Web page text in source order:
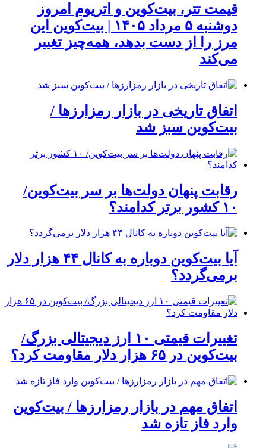
قیمت تتر، بیت‌کوین و اتریوم امروز
دوشنبه ۵ مرداد ۱۴۰۵ | بیت‌کوین این
مرز را از دست بدهد، همه‌چیز تغییر
می‌کند
اتفاق تاریخی در بازار رمزارزها /
بیت‌کوین سبز شد
رقابت پنهان دولت‌ها بر سر بیت‌کوین/
۱۰ کشور برتر کدامند؟
آیا بیت‌کوین دوباره به کانال ۴۴ هزار دلار
برمی‌گردد؟
تغییرات قیمتی ۱۰ ارز دیجیتالی بزرگ/
بیت‌کوین در ۶۵ هزار دلار مقاومت کرد؟
اتفاق مهم در بازار رمزارزها / بیت‌کوین
وارد فاز تازه شد